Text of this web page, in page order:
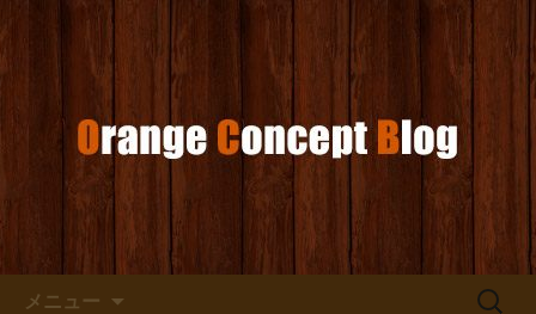
オレンジコンセプトブログ
お店からのお知らせ
メニュー
検